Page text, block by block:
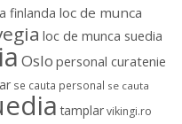
finlanda loc de munca
loc de munca suedia
Oslo personal curatenie
se cauta personal se cauta
tamplar vikingi.ro